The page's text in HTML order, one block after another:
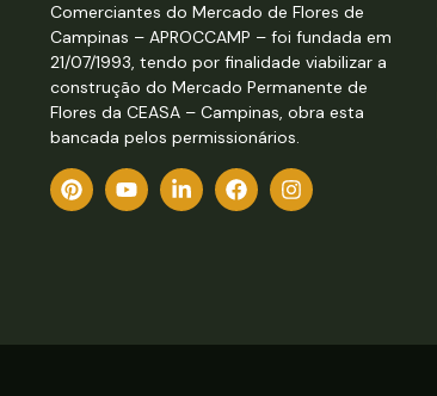
Comerciantes do Mercado de Flores de
Campinas – APROCCAMP – foi fundada em
21/07/1993, tendo por finalidade viabilizar a
construção do Mercado Permanente de
Flores da CEASA – Campinas, obra esta
bancada pelos permissionários.